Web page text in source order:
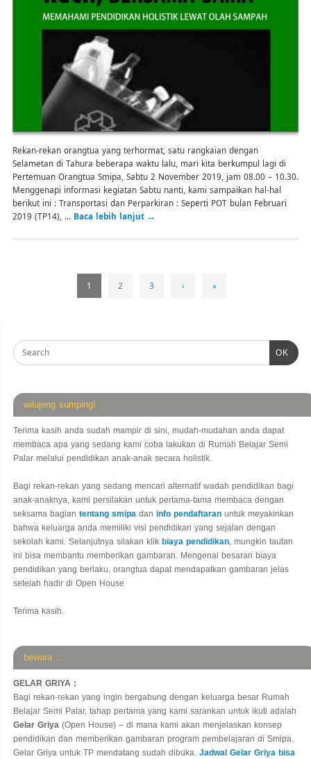
Rekan-rekan orangtua yang terhormat, satu rangkaian dengan
Selametan di Tahura beberapa waktu lalu, mari kita berkumpul lagi di
Pertemuan Orangtua Smipa, Sabtu 2 November 2019, jam 08.00 – 10.30.
Menggenapi informasi kegiatan Sabtu nanti, kami sampaikan hal-hal
berikut ini : Transportasi dan Perparkiran : Seperti POT bulan Februari
2019 (TP14), … Baca lebih lanjut →
1 2 3 › »
OK
wilujeng sumping!
Terima kasih anda sudah mampir di sini, mudah-mudahan anda dapat
membaca apa yang sedang kami coba lakukan di Rumah Belajar Semi
Palar melalui pendidikan anak-anak secara holistik.
Bagi rekan-rekan yang sedang mencari alternatif wadah pendidikan bagi
anak-anaknya, kami persilakan untuk pertama-tama membaca dengan
seksama bagian tentang smipa dan info pendaftaran untuk meyakinkan
bahwa keluarga anda memiliki visi pendidikan yang sejalan dengan
sekolah kami. Selanjutnya silakan klik biaya pendidikan, mungkin tautan
ini bisa membantu memberikan gambaran. Mengenai besaran biaya
pendidikan yang berlaku, orangtua dapat mendapatkan gambaran jelas
setelah hadir di Open House
Terima kasih.
bewara ::
GELAR GRIYA :
Bagi rekan-rekan yang ingin bergabung dengan keluarga besar Rumah
Belajar Semi Palar, tahap pertama yang kami sarankan untuk ikuti adalah
Gelar Griya (Open House) – di mana kami akan menjelaskan konsep
pendidikan dan memberikan gambaran program pembelajaran di Smipa.
Gelar Griya untuk TP mendatang sudah dibuka. Jadwal Gelar Griya bisa